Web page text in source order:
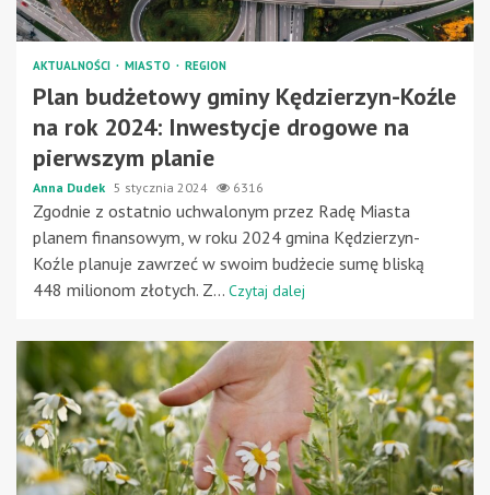
AKTUALNOŚCI MIASTO REGION
Plan budżetowy gminy Kędzierzyn-Koźle
na rok 2024: Inwestycje drogowe na
pierwszym planie
Anna Dudek 5 stycznia 2024 6316
Zgodnie z ostatnio uchwalonym przez Radę Miasta
planem finansowym, w roku 2024 gmina Kędzierzyn-
Koźle planuje zawrzeć w swoim budżecie sumę bliską
448 milionom złotych. Z... Czytaj dalej